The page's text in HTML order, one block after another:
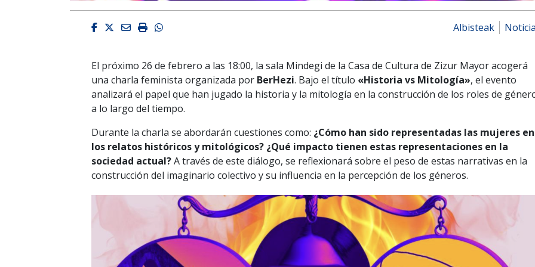
Facebook
Twitter
EmailImprimirWhatsapp Albisteak
El próximo 26 de febrero a las 18:00, la sala Mindegi de la Casa de Cultura de Zizur Mayor acogerá
una charla feminista organizada por BerHezi. Bajo el título «Historia vs Mitología», el evento
analizará el papel que han jugado la historia y la mitología en la construcción de los roles de
a lo largo del tiempo.
Durante la charla se abordarán cuestiones como: ¿Cómo han sido representadas las mujeres en
los relatos históricos y mitológicos? ¿Qué impacto tienen estas representaciones en la
sociedad actual?A través de este diálogo, se reflexionará sobre el peso de estas narrativas en la
construcción del imaginario colectivo y su influencia en la percepción de los géneros.